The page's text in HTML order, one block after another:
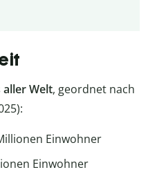
aller Welt, geordnet nach
Einwohner
Einwohner